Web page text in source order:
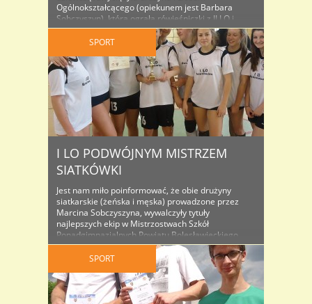
Ogólnokształcącego (opiekunem jest Barbara
Sobczyszyn), która ograła rówieśniczki z II LO i
zremisowała z dziewczętami z Zespołu Szkół
Budowlanych. W kategorii chłopców drużyna
prowadzona przez Marcina Sobczyszyna
uplasowała się na 3 III miejscu (I miejsce przypadło
II LO, II miejsce dla ..
SPORT
I LO PODWÓJNYM MISTRZEM
SIATKÓWKI
Jest nam miło poinformować, że obie drużyny
siatkarskie (żeńska i męska) prowadzone przez
Marcina Sobczyszyna, wywalczyły tytuły
najlepszych ekip w Mistrzostwach Szkół
Ponadgimnazjalnych Powiatu Bolesławieckiego.
Mistrzostwo cieszy tym bardziej, że w rozgrywkach
nie straciliśmy ani jednego seta, zarówno
dziewczęta jak i chłopcy. Przyszyły tydzień będzie
tygodniem siatkarskim w naszej szkole. Już w
poniedziałek, 30 listopada ..
SPORT